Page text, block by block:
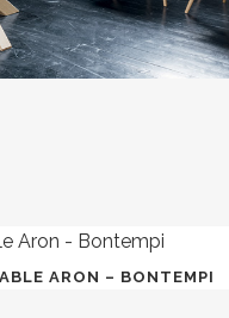
ARON – BONTEMPI